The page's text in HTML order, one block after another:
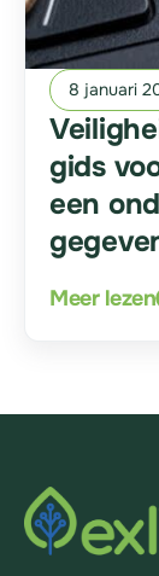
8 januari
gids
een
Meer lezen